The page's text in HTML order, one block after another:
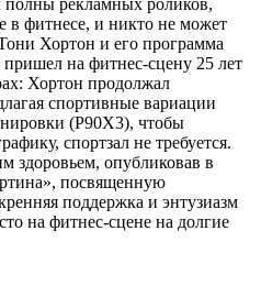
полны рекламных роликов,
в фитнесе, и никто не может
Хортон и его программа
на фитнес-сцену 25 лет
Хортон продолжал
спортивные вариации
(P90X3), чтобы
спортзал не требуется.
здоровьем, опубликовав в
посвященную
поддержка и энтузиазм
на фитнес-сцене на долгие